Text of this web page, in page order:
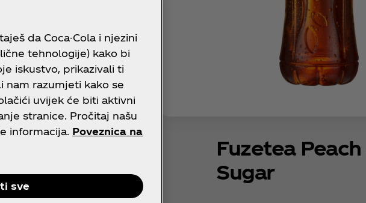
Fuzetea
Sugar
da Coca-Cola i njezini
tehnologije) kako bi
iskustvo, prikazivali ti
nam razumjeti kako se
uvijek će biti aktivni
stranice. Pročitaj našu
informacija. Poveznica na
sve